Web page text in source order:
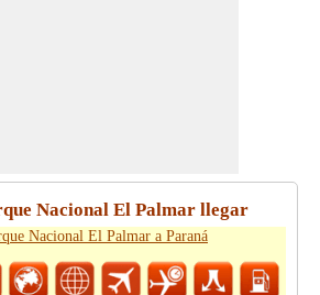
Nacional El Palmar llegar
Nacional El Palmar a Paraná